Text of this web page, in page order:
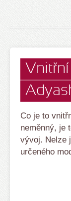
Co je to
neměnný, je
vývoj. Nelze
určeného